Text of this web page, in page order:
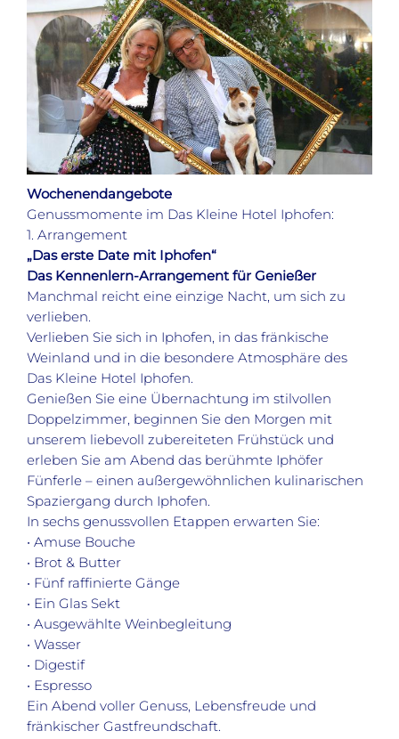
Wochenendangebote
Genussmomente im Das Kleine Hotel Iphofen:
1. Arrangement
„Das erste Date mit Iphofen“
Das Kennenlern-Arrangement für Genießer
Manchmal reicht eine einzige Nacht, um sich zu
verlieben.
Verlieben Sie sich in Iphofen, in das fränkische
Weinland und in die besondere Atmosphäre des
Das Kleine Hotel Iphofen.
Genießen Sie eine Übernachtung im stilvollen
Doppelzimmer, beginnen Sie den Morgen mit
unserem liebevoll zubereiteten Frühstück und
erleben Sie am Abend das berühmte Iphöfer
Fünferle – einen außergewöhnlichen kulinarischen
Spaziergang durch Iphofen.
In sechs genussvollen Etappen erwarten Sie:
• Amuse Bouche
• Brot & Butter
• Fünf raffinierte Gänge
• Ein Glas Sekt
• Ausgewählte Weinbegleitung
• Wasser
• Digestif
• Espresso
Ein Abend voller Genuss, Lebensfreude und
fränkischer Gastfreundschaft.